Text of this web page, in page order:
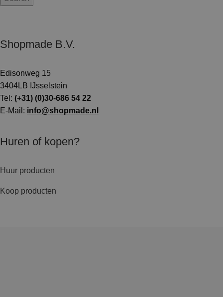
Shopmade B.V.
Edisonweg 15
3404LB IJsselstein
Tel: (+31) (0)30-686 54 22
E-Mail: info@shopmade.nl
Huren of kopen?
Huur producten
Koop producten